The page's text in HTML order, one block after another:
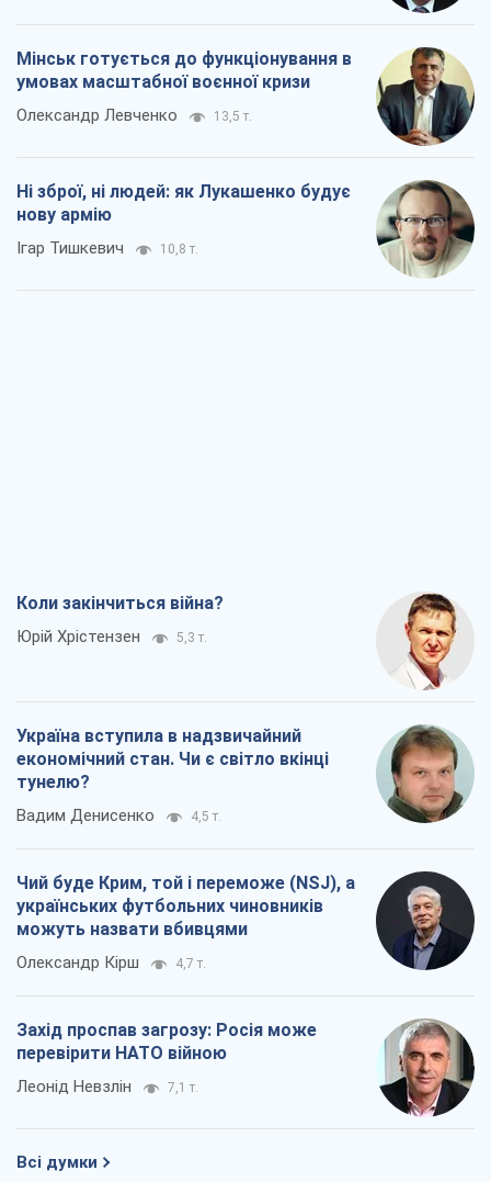
Мінськ готується до функціонування в
умовах масштабної воєнної кризи
Олександр Левченко 13,5 т.
Ні зброї, ні людей: як Лукашенко будує
нову армію
Ігар Тишкевич 10,8 т.
Коли закінчиться війна?
Юрій Хрістензен 5,3 т.
Україна вступила в надзвичайний
економічний стан. Чи є світло вкінці
тунелю?
Вадим Денисенко 4,5 т.
Чий буде Крим, той і переможе (NSJ), а
українських футбольних чиновників
можуть назвати вбивцями
Олександр Кірш 4,7 т.
Захід проспав загрозу: Росія може
перевірити НАТО війною
Леонід Невзлін 7,1 т.
Всі думки